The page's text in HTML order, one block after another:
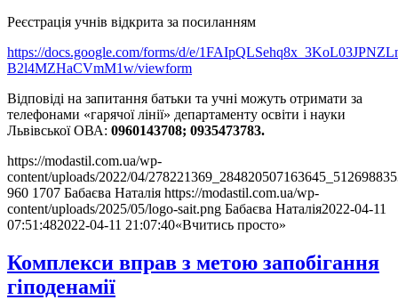
Реєстрація учнів відкрита за посиланням
https://docs.google.com/forms/d/e/
B2l4MZHaCVmM1w/viewform
Відповіді на запитання батьки та учні можуть отримати за
телефонами «гарячої лінії» департаменту освіти і науки
Львівської ОВА: 0960143708; 0935473783.
https://modastil.com.ua/wp-
content/uploads/2022/04/
960 1707 Бабаєва Наталія https://modastil.com.ua/wp-
content/uploads/2025/05/logo-sait.png Бабаєва Наталія2022-04-11
07:51:482022-04-11 21:07:40«Вчитись просто»
Комплекси вправ з метою запобігання
гіподенамії